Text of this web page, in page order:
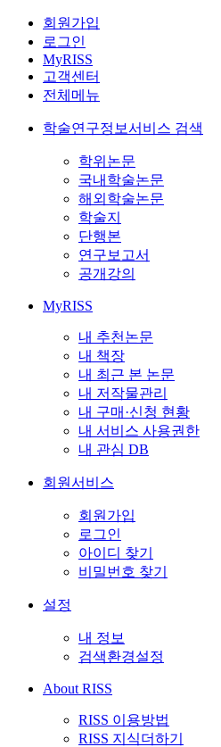
회원가입
로그인
MyRISS
고객센터
전체메뉴
학술연구정보서비스 검색
학위논문
국내학술논문
해외학술논문
학술지
단행본
연구보고서
공개강의
MyRISS
내 추천논문
내 책장
내 최근 본 논문
내 저작물관리
내 구매·신청 현황
내 서비스 사용권한
내 관심 DB
회원서비스
회원가입
로그인
아이디 찾기
비밀번호 찾기
설정
내 정보
검색환경설정
About RISS
RISS 이용방법
RISS 지식더하기